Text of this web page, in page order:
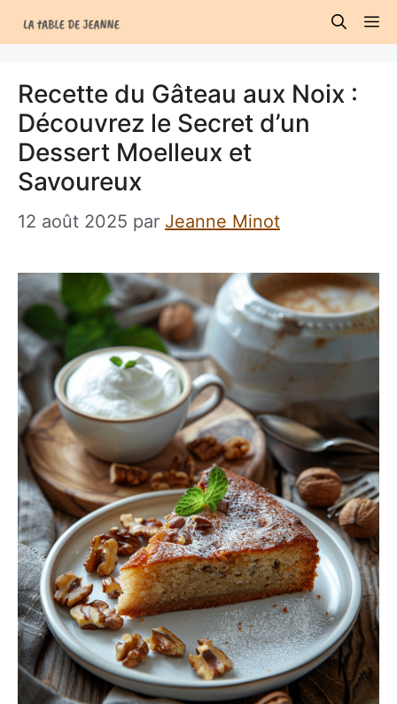
au
Recette du Gâteau aux Noix :
Découvrez le Secret d’un
Dessert Moelleux et
Savoureux
12 août 2025 par Jeanne Minot